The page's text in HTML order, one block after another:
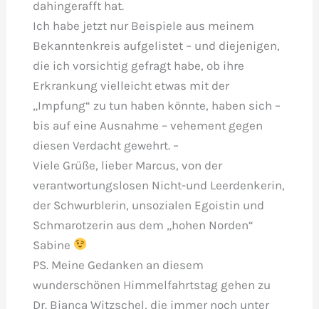
dahingerafft hat.
Ich habe jetzt nur Beispiele aus meinem
Bekanntenkreis aufgelistet – und diejenigen,
die ich vorsichtig gefragt habe, ob ihre
Erkrankung vielleicht etwas mit der
„Impfung“ zu tun haben könnte, haben sich –
bis auf eine Ausnahme – vehement gegen
diesen Verdacht gewehrt. –
Viele Grüße, lieber Marcus, von der
verantwortungslosen Nicht-und Leerdenkerin,
der Schwurblerin, unsozialen Egoistin und
Schmarotzerin aus dem „hohen Norden“
Sabine
PS. Meine Gedanken an diesem
wunderschönen Himmelfahrtstag gehen zu
Dr. Bianca Witzschel, die immer noch unter